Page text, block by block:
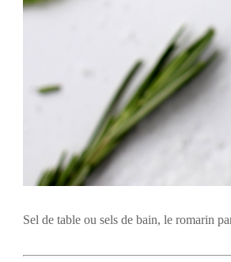
Sel de table ou sels de bain, le romarin